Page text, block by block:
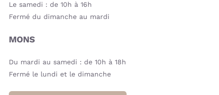
Le samedi : de 10h à 16h
Fermé du dimanche au mardi
MONS
Du mardi au samedi : de 10h à 18h
Fermé le lundi et le dimanche